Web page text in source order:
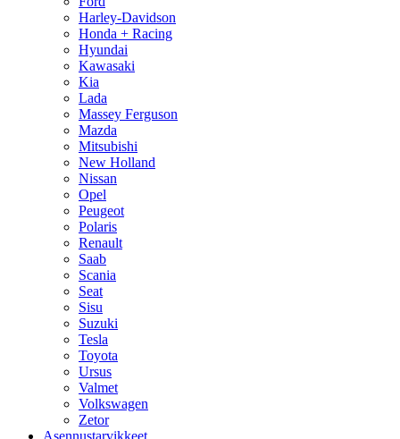
Harley-Davidson
Honda + Racing
Hyundai
Kawasaki
Kia
Lada
Massey Ferguson
Mazda
Mitsubishi
New Holland
Nissan
Opel
Peugeot
Polaris
Renault
Saab
Scania
Seat
Sisu
Suzuki
Tesla
Toyota
Ursus
Valmet
Volkswagen
Zetor
Asennustarvikkeet